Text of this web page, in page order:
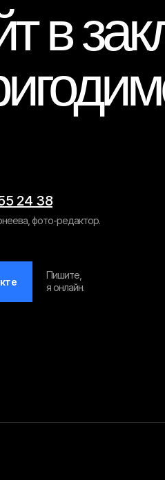
в
24 38
фото-редактор.
Пишите,
я онлайн.